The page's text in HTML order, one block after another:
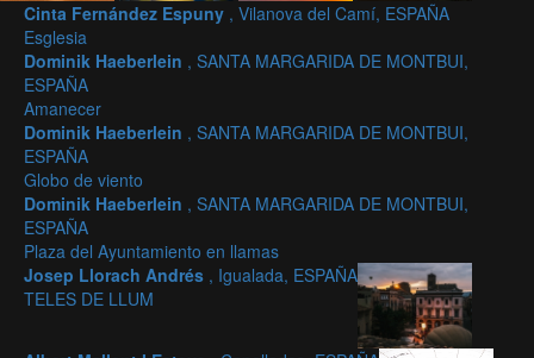
Cinta Fernández Espuny , Vilanova del Camí, ESPAÑA
Esglesia
Dominik Haeberlein , SANTA MARGARIDA DE MONTBUI,
ESPAÑA
Amanecer
Dominik Haeberlein , SANTA MARGARIDA DE MONTBUI,
ESPAÑA
Globo de viento
Dominik Haeberlein , SANTA MARGARIDA DE MONTBUI,
ESPAÑA
Plaza del Ayuntamiento en llamas
Josep Llorach Andrés , Igualada, ESPAÑA
TELES DE LLUM